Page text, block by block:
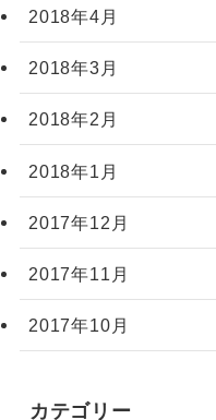
2018年4月
2018年3月
2018年2月
2018年1月
2017年12月
2017年11月
2017年10月
カテゴリー